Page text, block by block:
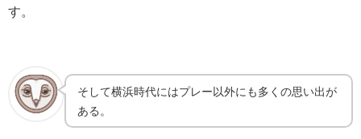
す。
そして横浜時代にはプレー以外にも多くの思い出が
ある。